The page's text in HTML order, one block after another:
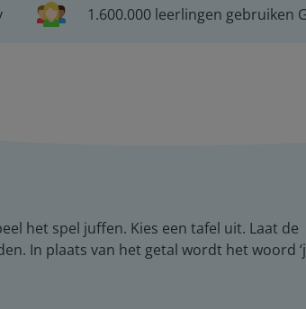
1.600.000 leerlingen gebruiken
het spel juffen. Kies een tafel uit. Laat de
In plaats van het getal wordt het woord